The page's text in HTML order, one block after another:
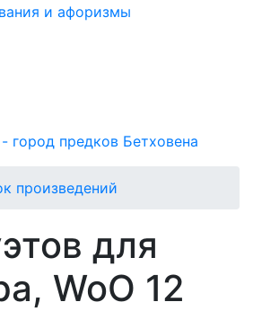
и афоризмы
город предков Бетховена
произведений
для
WoO 12